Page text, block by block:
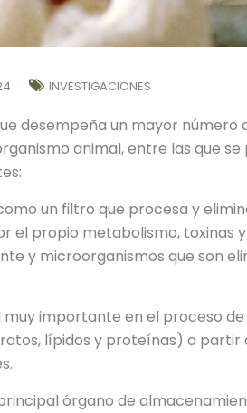
INVESTIGACIONES
desempeña un mayor número
animal, entre las que
un filtro que procesa y
el propio metabolismo, toxinas
y microorganismos que son
muy importante en el proceso
lípidos y proteínas) a partir
órgano de